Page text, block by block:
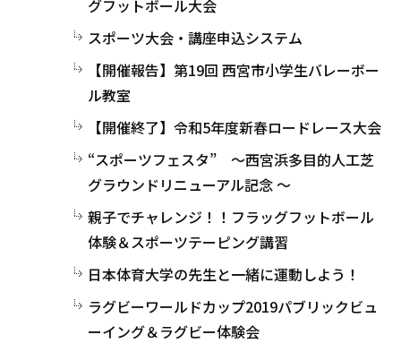
グフットボール大会
スポーツ大会・講座申込システム
【開催報告】第19回 西宮市小学生バレーボー
ル教室
【開催終了】令和5年度新春ロードレース大会
“スポーツフェスタ” ～西宮浜多目的人工芝
グラウンドリニューアル記念 ～
親子でチャレンジ！！フラッグフットボール
体験＆スポーツテーピング講習
日本体育大学の先生と一緒に運動しよう！
ラグビーワールドカップ2019パブリックビュ
ーイング＆ラグビー体験会